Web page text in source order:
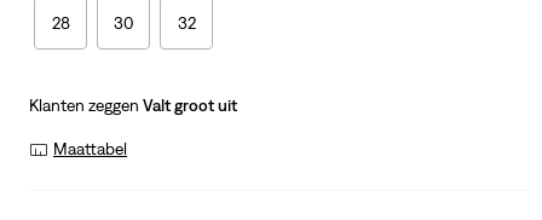
28 30 32
Klanten zeggen Valt groot uit
Maattabel